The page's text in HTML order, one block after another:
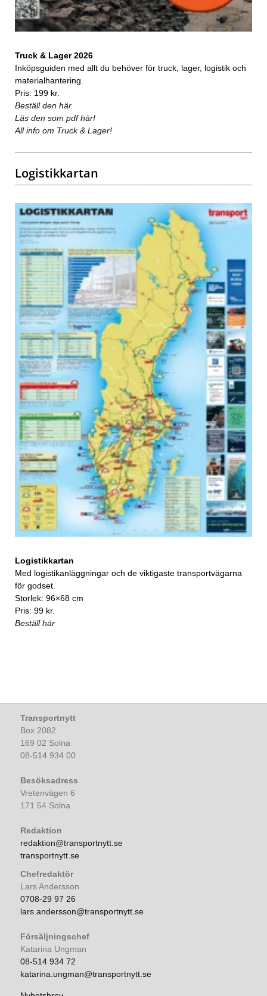
Truck & Lager 2026
Inköpsguiden med allt du behöver för truck, lager, logistik och
materialhantering.
Pris: 199 kr.
Beställ den här
Läs den som pdf här!
All info om Truck & Lager!
Logistikkartan
Logistikkartan
Med logistikanläggningar och de viktigaste transportvägarna
för godset.
Storlek: 96×68 cm
Pris: 99 kr.
Beställ här
Transportnytt
Box 2082
169 02 Solna
08-514 934 00
Besöksadress
Vretenvägen 6
171 54 Solna
Redaktion
redaktion@transportnytt.se
transportnytt.se
Chefredaktör
Lars Andersson
0708-29 97 26
lars.andersson@transportnytt.se
Försäljningschef
Katarina Ungman
08-514 934 72
katarina.ungman@transportnytt.se